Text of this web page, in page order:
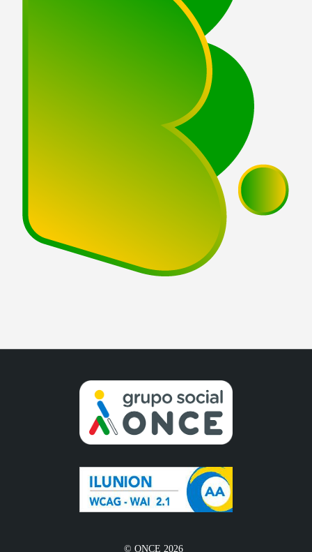
© ONCE 2026